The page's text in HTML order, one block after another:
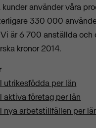
använder våra
330 000
är 6 700 anställda och
kronor 2014.
utrikesfödda per län
aktiva företag per län
nya arbetstillfällen per